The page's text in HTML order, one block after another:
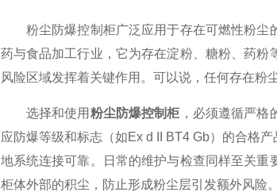
粉尘防爆控制柜广泛应用于存在可燃性粉尘
药与食品加工行业，它为存在淀粉、糖粉、药
风险区域发挥着关键作用。可以说，任何存在粉
选择和使用 粉尘防爆控制柜，必须遵循严格
应防爆等级和标志（如Ex d II BT4 Gb）的合格
地系统连接可靠。日常的维护与检查同样至关
柜体外部的积尘，防止形成粉尘层引发额外风险。